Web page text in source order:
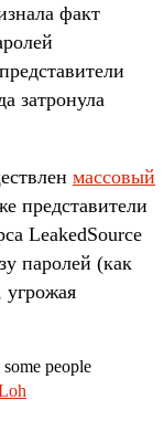
факт
затронула
массовый
представители
LeakedSource
паролей (как
people